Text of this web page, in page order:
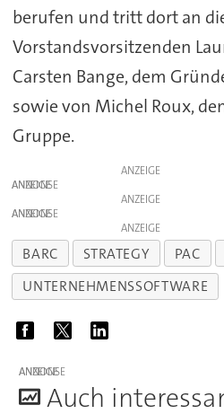
berufen und tritt dort an
Vorstandsvorsitzenden
Carsten Bange, dem
sowie von Michel Roux,
Gruppe.
ANZEIGE
ANZEIGE
ANZEIGE
ANZEIGE
ANZEIGE
BARC STRATEGY PAC
UNTERNEHMENSSOFTWARE
ANZEIGE
Auch